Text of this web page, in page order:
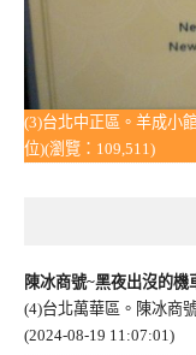
(3)台北中正區。羊成小
位)(瀏覽：109,511)
陳冰商號~黑夜出沒的
(4)台北萬華區。陳冰商
(2024-08-19 11:07:01)